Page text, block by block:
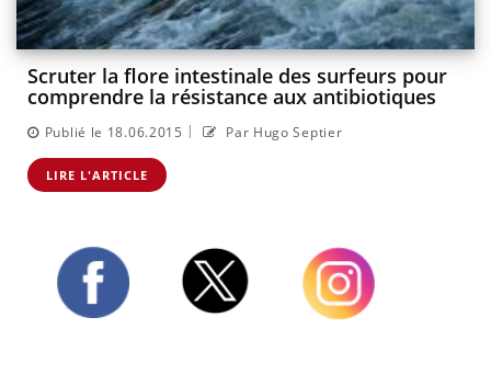
Scruter la flore intestinale des surfeurs pour
comprendre la résistance aux antibiotiques
Publié le 18.06.2015 | Par Hugo Septier
LIRE L'ARTICLE